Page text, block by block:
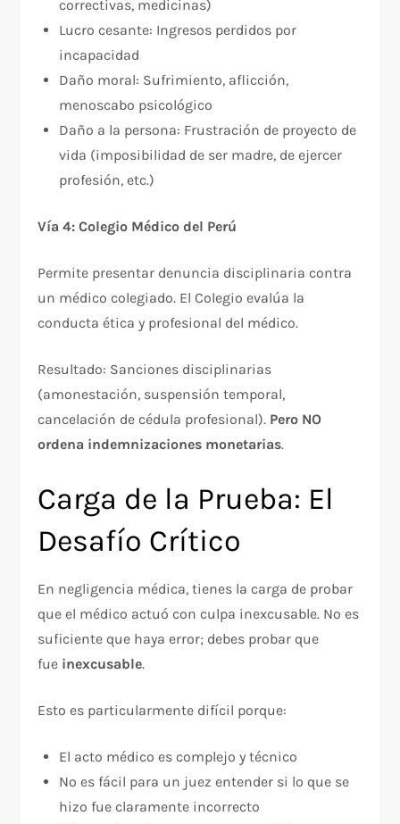
correctivas, medicinas)
Lucro cesante: Ingresos perdidos por
incapacidad
Daño moral: Sufrimiento, aflicción,
menoscabo psicológico
Daño a la persona: Frustración de proyecto de
vida (imposibilidad de ser madre, de ejercer
profesión, etc.)
Vía 4: Colegio Médico del Perú
Permite presentar denuncia disciplinaria contra
un médico colegiado. El Colegio evalúa la
conducta ética y profesional del médico.​​
Resultado: Sanciones disciplinarias
(amonestación, suspensión temporal,
cancelación de cédula profesional). Pero NO
ordena indemnizaciones monetarias.​
Carga de la Prueba: El
Desafío Crítico
En negligencia médica, tienes la carga de probar
que el médico actuó con culpa inexcusable. No es
suficiente que haya error; debes probar que
fue inexcusable.​
Esto es particularmente difícil porque:​
El acto médico es complejo y técnico
No es fácil para un juez entender si lo que se
hizo fue claramente incorrecto